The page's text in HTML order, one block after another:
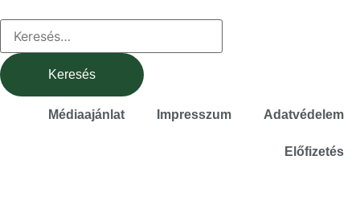
Médiaajánlat Impresszum Adatvédelem
Előfizetés